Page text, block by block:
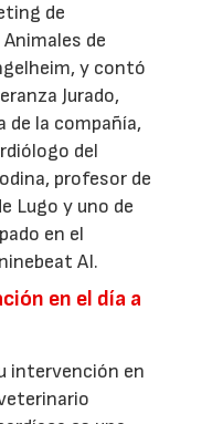
de
de
y contó
Jurado,
la compañía,
del
profesor de
Lugo y uno de
en el
AI.
en el día a
intervención en